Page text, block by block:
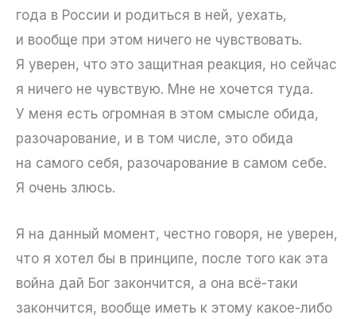
года в России и родиться в ней, уехать,
и вообще при этом ничего не чувствовать.
Я уверен, что это защитная реакция, но сейчас
я ничего не чувствую. Мне не хочется туда.
У меня есть огромная в этом смысле обида,
разочарование, и в том числе, это обида
на самого себя, разочарование в самом себе.
Я очень злюсь.
Я на данный момент, честно говоря, не уверен,
что я хотел бы в принципе, после того как эта
война дай Бог закончится, а она всё-таки
закончится, вообще иметь к этому какое-либо